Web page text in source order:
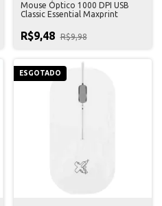
Mouse Óptico 1000 DPI USB
Classic Essential Maxprint
R$9,48 R$9,98
ESGOTADO